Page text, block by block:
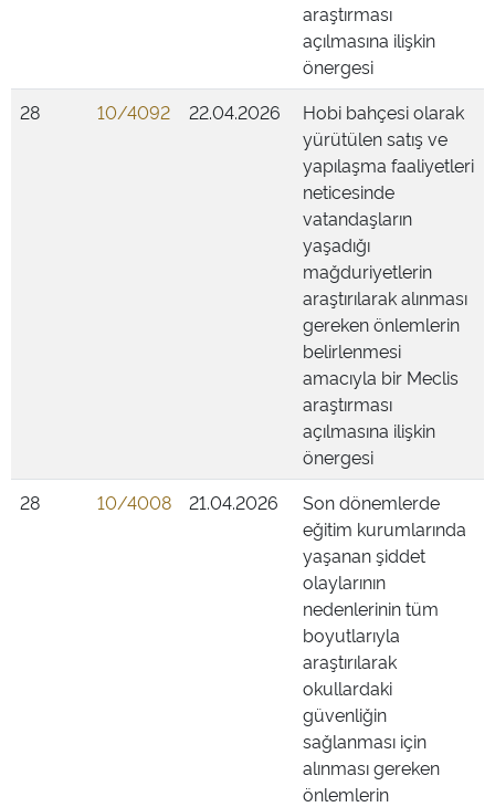
araştırması
açılmasına ilişkin
önergesi
28
10/4092 22.04.2026
Hobi bahçesi olarak
yürütülen satış ve
yapılaşma faaliyetleri
neticesinde
vatandaşların
yaşadığı
mağduriyetlerin
araştırılarak alınması
gereken önlemlerin
belirlenmesi
amacıyla bir Meclis
araştırması
açılmasına ilişkin
önergesi
28
10/4008 21.04.2026
Son dönemlerde
eğitim kurumlarında
yaşanan şiddet
olaylarının
nedenlerinin tüm
boyutlarıyla
araştırılarak
okullardaki
güvenliğin
sağlanması için
alınması gereken
önlemlerin